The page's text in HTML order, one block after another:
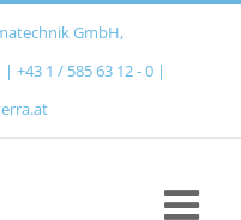
GmbH,
+43 1 / 585 63 12 ‑ 0 |